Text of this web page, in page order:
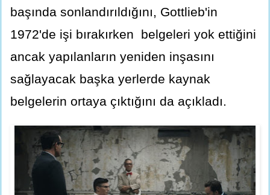
başında sonlandırıldığını, Gottlieb'in
1972'de işi bırakırken belgeleri yok ettiğini
ancak yapılanların yeniden inşasını
sağlayacak başka yerlerde kaynak
belgelerin ortaya çıktığını da açıkladı.